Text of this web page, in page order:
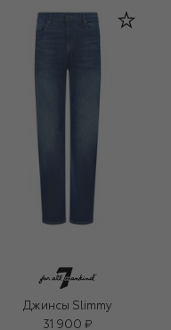
Джинсы Slimmy
31 900 ₽